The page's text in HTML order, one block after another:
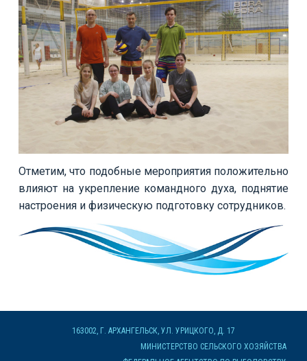
Отметим, что подобные мероприятия положительно
влияют на укрепление командного духа, поднятие
настроения и физическую подготовку сотрудников.
163002, Г. АРХАНГЕЛЬСК, УЛ. УРИЦКОГО, Д. 17
МИНИСТЕРСТВО СЕЛЬСКОГО ХОЗЯЙСТВА